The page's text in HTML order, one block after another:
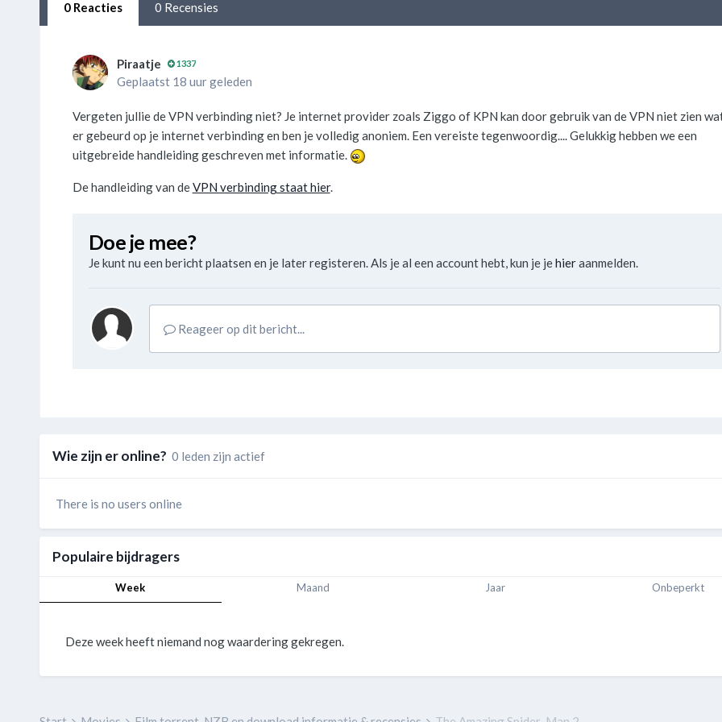
0 Reacties 0 Recensies
Piraatje 1337
Geplaatst 18 uur geleden
Vergeten jullie de VPN verbinding niet? Je internet provider zoals Ziggo of KPN kan door gebruik van de VPN niet zien
er gebeurd op je internet verbinding en ben je volledig anoniem. Een vereiste tegenwoordig.... Gelukkig hebben we een
uitgebreide handleiding geschreven met informatie.
De handleiding van deVPN verbinding staat hier.
Doe je mee?
Je kunt nu een bericht plaatsen en je later registeren. Als je al een account hebt, kun je jehieraanmelden.
Reageer op dit bericht...
Wie zijn er online? 0 leden zijn actief
There is no users online
Populaire bijdragers
Week Maand Jaar Onbeperkt
Deze week heeft niemand nog waardering gekregen.